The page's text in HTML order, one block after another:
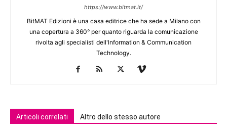
https://www.bitmat.it/
BitMAT Edizioni è una casa editrice che ha sede a Milano con
una copertura a 360° per quanto riguarda la comunicazione
rivolta agli specialisti dell'lnformation & Communication
Technology.
Articoli correlati Altro dello stesso autore